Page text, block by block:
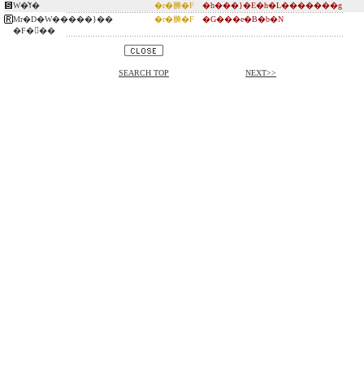
W�̔ߌ�
�r�䐰�F
�h���}�E�h�L�������g
Mr�D�W�����}��
�F���
�r�䐰�F �G���e�B�b�N
SEARCH TOP NEXT>>